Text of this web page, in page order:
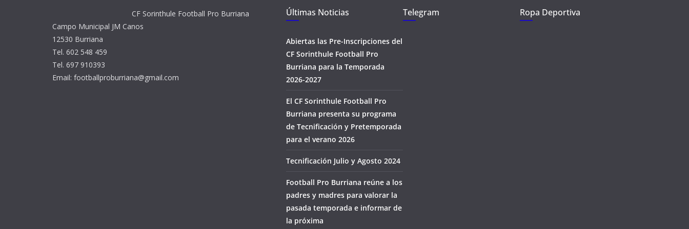
CF Sorinthule Football Pro Burriana
Campo Municipal JM Canos
12530 Burriana
Tel. 602 548 459
Tel. 697 910393
Email: footballproburriana@gmail.com
Últimas Noticias
Abiertas las Pre-Inscripciones del
CF Sorinthule Football Pro
Burriana para la Temporada
2026-2027
El CF Sorinthule Football Pro
Burriana presenta su programa
de Tecnificación y Pretemporada
para el verano 2026
Tecnificación Julio y Agosto 2024
Football Pro Burriana reúne a los
padres y madres para valorar la
pasada temporada e informar de
la próxima
Telegram Ropa Deportiva